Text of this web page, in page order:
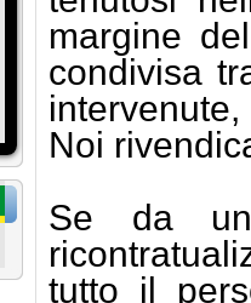
margine
condivisa
Noi
Se da
tutto il